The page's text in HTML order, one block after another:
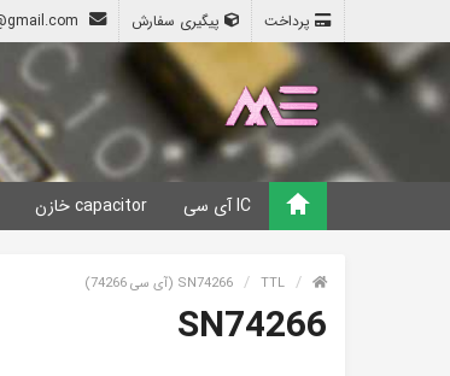
پیگیری سفارش پرداخت
IC آی سی capacitor خازن
TTL SN74266 (آی سی 74266)
SN74266